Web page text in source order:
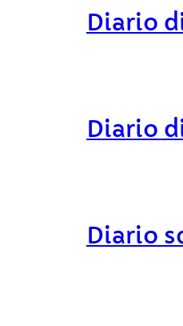
Diario
Diario
Diario